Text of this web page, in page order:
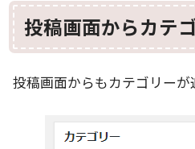
投稿画面からカテ
投稿画面からもカテゴリーが